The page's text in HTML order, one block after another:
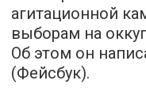
агитационной
выборам на
Об этом он
(Фейсбук).